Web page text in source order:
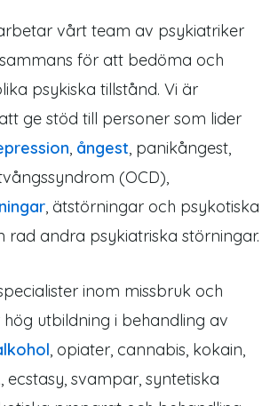
vårt team av psykiatriker
för att bedöma och
psykiska tillstånd. Vi är
ge stöd till personer som lider
, ångest, panikångest,
(OCD),
, ätstörningar och psykotiska
rad andra psykiatriska störningar.
inom missbruk och
hög utbildning i behandling av
, opiater, cannabis, kokain,
ecstasy, svampar, syntetiska